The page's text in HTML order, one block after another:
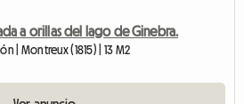
a orillas del lago de Ginebra.
| Montreux (1815) | 13 M2